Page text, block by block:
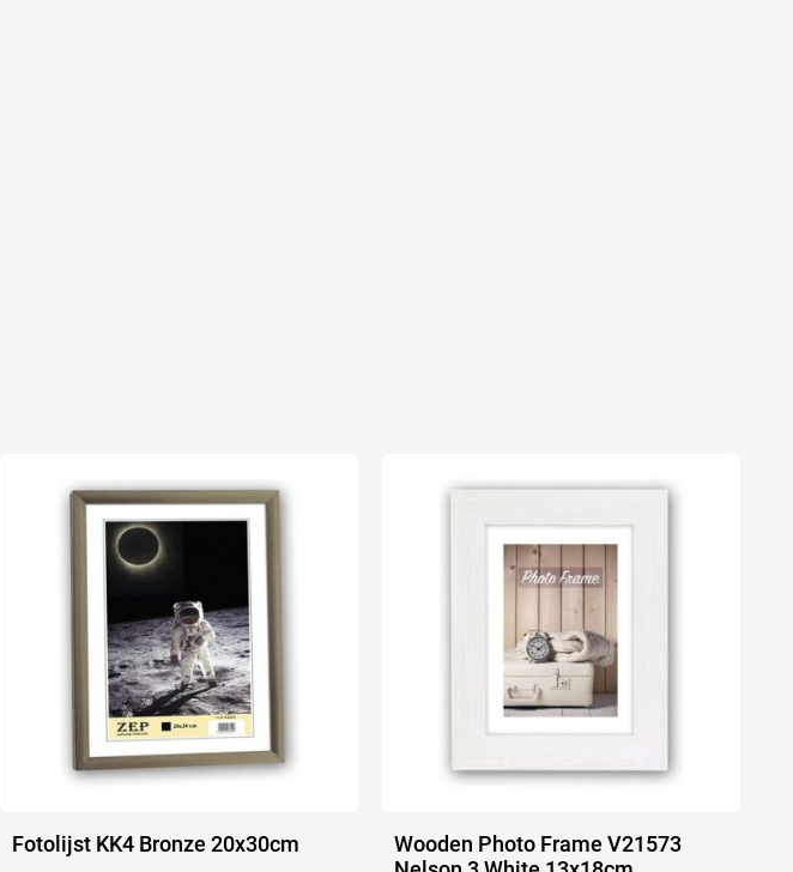
Fotolijst KK4 Bronze 20x30cm
Wooden Photo Frame V21573